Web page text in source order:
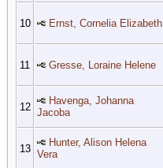
10 Ernst, Cornelia Elizabeth
11 Gresse, Loraine Helene
12
Havenga, Johanna
Jacoba
13
Hunter, Alison Helena
Vera